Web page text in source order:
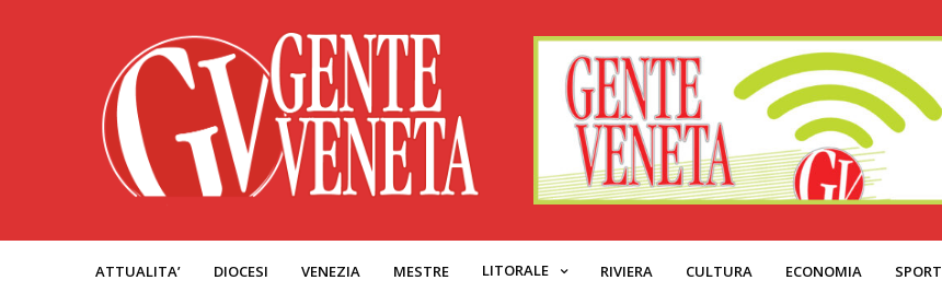
ATTUALITA’ DIOCESI VENEZIA MESTRE LITORALE RIVIERA CULTURA ECONOMIA SPORT